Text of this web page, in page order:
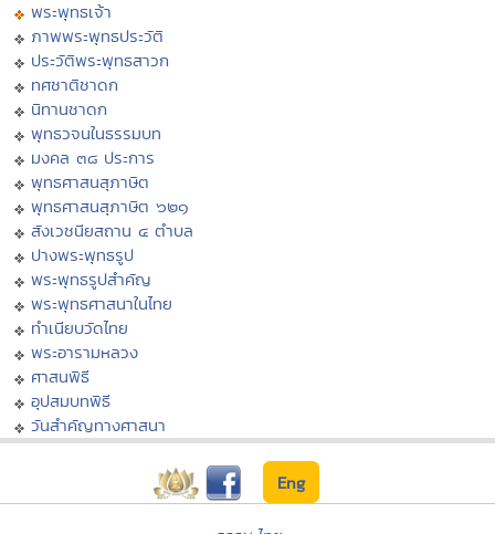
พระพุทธเจ้า
ภาพพระพุทธประวัติ
ประวัติพระพุทธสาวก
ทศชาติชาดก
นิทานชาดก
พุทธวจนในธรรมบท
มงคล ๓๘ ประการ
พุทธศาสนสุภาษิต
พุทธศาสนสุภาษิต ๖๒๑
สังเวชนียสถาน ๔ ตำบล
ปางพระพุทธรูป
พระพุทธรูปสำคัญ
พระพุทธศาสนาในไทย
ทำเนียบวัดไทย
พระอารามหลวง
ศาสนพิธี
อุปสมบทพิธี
วันสำคัญทางศาสนา
Eng